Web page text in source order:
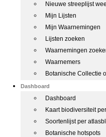
Nieuwe streeplijst
Mijn Lijsten
Mijn Waarnemingen
Lijsten zoeken
Waarnemingen
Waarnemers
Botanische Collectie
Dashboard
Dashboard
Kaart biodiversiteit
Soortenlijst per
Botanische hotspots